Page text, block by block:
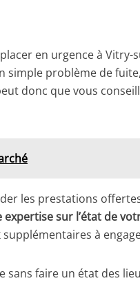
en urgence à Vitry-
problème de
donc que vous
les prestations
sur l’état de
à
faire un état des